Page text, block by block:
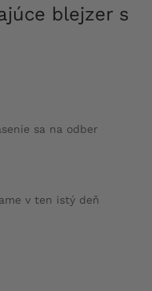
sa na odber
v ten istý deň